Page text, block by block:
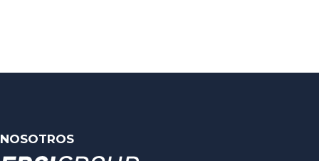
NOSOTROS